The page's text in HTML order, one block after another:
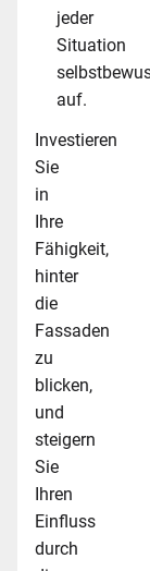
jeder
Situation
auf.
Investieren
Sie
in
Ihre
Fähigkeit,
hinter
die
Fassaden
zu
blicken,
und
steigern
Sie
Ihren
Einfluss
durch